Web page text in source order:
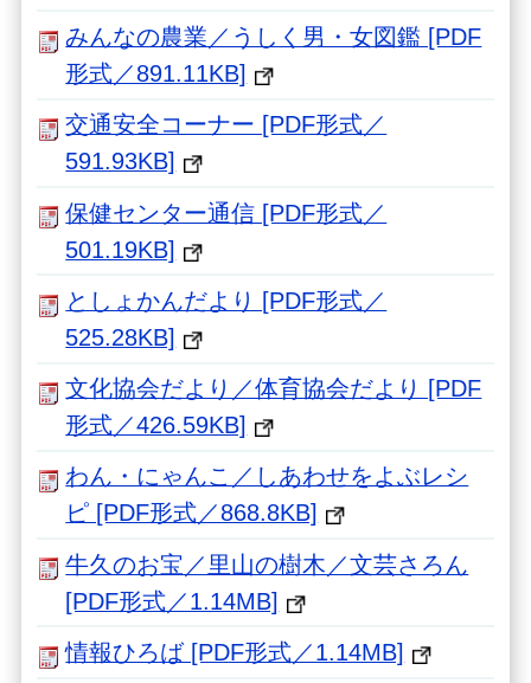
みんなの農業／うしく男・女図鑑 [PDF
形式／891.11KB]
交通安全コーナー [PDF形式／
591.93KB]
保健センター通信 [PDF形式／
501.19KB]
としょかんだより [PDF形式／
525.28KB]
文化協会だより／体育協会だより [PDF
形式／426.59KB]
わん・にゃんこ／しあわせをよぶレシ
ピ [PDF形式／868.8KB]
牛久のお宝／里山の樹木／文芸さろん
[PDF形式／1.14MB]
情報ひろば [PDF形式／1.14MB]